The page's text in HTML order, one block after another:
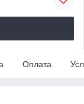
Оплата